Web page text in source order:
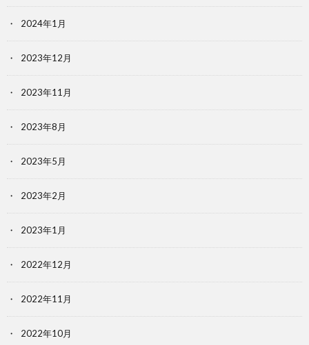
2024年1月
2023年12月
2023年11月
2023年8月
2023年5月
2023年2月
2023年1月
2022年12月
2022年11月
2022年10月